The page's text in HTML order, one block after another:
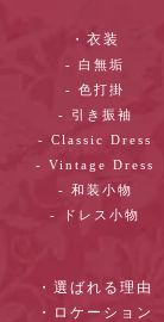
・衣装
- 白無垢
- 色打掛
- 引き振袖
- Classic Dress
- Vintage Dress
- 和装小物
- ドレス小物
・選ばれる理由
・ロケーション